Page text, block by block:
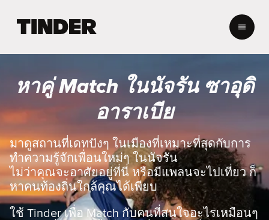
ก
i
d
e
r
หาคู่ Match ในนัจรัน ซาอุดิ
อาราเบีย
มาดูสถานที่เดทปังๆ ในเมืองที่เหมาะที่สุดกับการ
ทำความรู้จักเพื่อนใหม่ๆ ในนัจรัน
ไม่ว่าคุณจะอาศัยอยู่ที่นี่ หรือมีแพลนจะไปเที่ยว ก็
หาคนท้องถิ่นใกล้คุณได้เพียบ
ใช้ Tinder เพื่อ Match กับคนที่สนใจอะไรเหมือนๆ